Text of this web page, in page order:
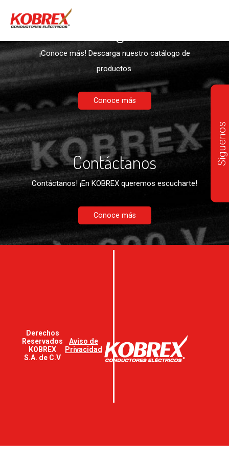
Síguenos
¡Conoce más! Descarga nuestro catálogo de
productos.
Conoce más
Contáctanos
Contáctanos! ¡En KOBREX queremos escucharte!
Conoce más
Derechos
Reservados
KOBREX
S.A. de C.V
Aviso de
Privacidad